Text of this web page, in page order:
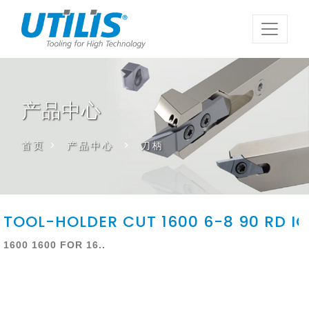
产品中心
首页 > 产品中心 > 刀柄
TOOL-HOLDER CUT 1600 6-8 90 RD IC
1600 1600 FOR 16..